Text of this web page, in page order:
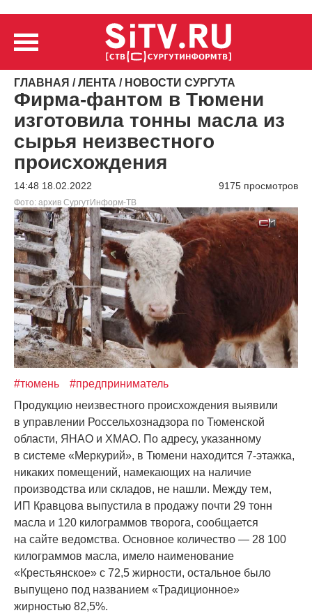
ГЛАВНАЯ /ЛЕНТА / НОВОСТИ СУРГУТА
Фирма-фантом в Тюмени
изготовила тонны масла из
сырья неизвестного
происхождения
14:48 18.02.2022 9175 просмотров
Фото: архив СургутИнформ-ТВ
#тюмень
#предприниматель
Продукцию неизвестного происхождения выявили
в управлении Россельхознадзора по Тюменской
области, ЯНАО и ХМАО. По адресу, указанному
в системе «Меркурий», в Тюмени находится 7-этажка,
никаких помещений, намекающих на наличие
производства или складов, не нашли. Между тем,
ИП Кравцова выпустила в продажу почти 29 тонн
масла и 120 килограммов творога, сообщается
на сайте ведомства. Основное количество — 28 100
килограммов масла, имело наименование
«Крестьянское» с 72,5 жирности, остальное было
выпущено под названием «Традиционное»
жирностью 82,5%.